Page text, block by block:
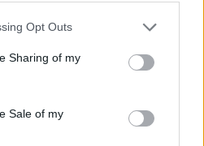
Opt Outs
Sharing of my
Sale of my